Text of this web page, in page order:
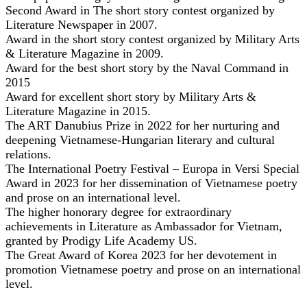
Second Award in The short story contest organized by
Literature Newspaper in 2007.
Award in the short story contest organized by Military Arts
& Literature Magazine in 2009.
Award for the best short story by the Naval Command in
2015
Award for excellent short story by Military Arts &
Literature Magazine in 2015.
The ART Danubius Prize in 2022 for her nurturing and
deepening Vietnamese-Hungarian literary and cultural
relations.
The International Poetry Festival – Europa in Versi Special
Award in 2023 for her dissemination of Vietnamese poetry
and prose on an international level.
The higher honorary degree for extraordinary
achievements in Literature as Ambassador for Vietnam,
granted by Prodigy Life Academy US.
The Great Award of Korea 2023 for her devotement in
promotion Vietnamese poetry and prose on an international
level.